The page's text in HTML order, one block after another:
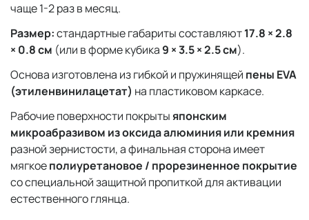
чаще 1-2 раз в месяц.
Размер:стандартные габариты составляют17.8 × 2.8
× 0.8 см (или в форме кубика 9 × 3.5 × 2.5 см).
Основа изготовлена из гибкой и пружинящей пены EVA
(этиленвинилацетат) на пластиковом каркасе.
Рабочие поверхности покрыты японским
микроабразивом из оксида алюминия или кремния
разной зернистости, а финальная сторона имеет
мягкоеполиуретановое / прорезиненное покрытие
со специальной защитной пропиткой для активации
естественного глянца.